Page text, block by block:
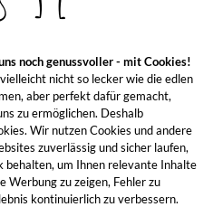
noch genussvoller - mit Cookies!
nicht so lecker wie die edlen
aber perfekt dafür gemacht,
zu ermöglichen. Deshalb
Wir nutzen Cookies und andere
zuverlässig und sicher laufen,
behalten, um Ihnen relevante Inhalte
Werbung zu zeigen, Fehler zu
kontinuierlich zu verbessern.